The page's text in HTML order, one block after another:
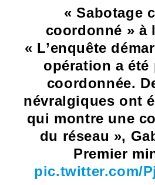
« Sabotage
coordonné » à
« L’enquête
opération a été
coordonnée.
névralgiques ont
qui montre une
du réseau »,
Premier
pic.twitter.com/